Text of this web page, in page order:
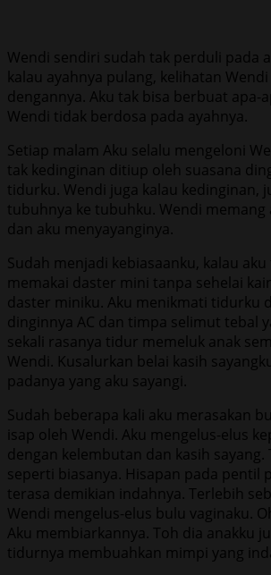
Wendi sendiri sudah tak perduli pada
kalau ayahnya pulang, kelihatan
dengannya. Aku tak bisa berbuat apa-
Wendi tidak berdosa pada ayahnya.
Setiap malam Aku selalu mengeloni
tak kedinginan ditiup oleh suasana
tidurku. Wendi juga kalau kedinginan,
tubuhnya ke tubuhku. Wendi memang
dan aku menyayanginya.
Sudah menjadi kebiasaanku, kalau
memakai daster mini tanpa sehelai
daster miniku. Aku menikmati tidurku
dinginnya AC dan timpa selimut tebal
sekali rasanya tidur memeluk anak
Wendi. Kusalurkan belai kasih
padanya yang aku sayangi.
Sudah beberapa kali aku merasakan
isap oleh Wendi. Aku mengelus-elus
dengan kelembutan dan kasih sayang.
seperti biasanya. Hisapan pada pentil
terasa demikian indahnya. Terlebih
Wendi mengelus-elus bulu vaginaku.
Aku membiarkannya. Toh dia anakku
tidurnya membuahkan mimpi yang